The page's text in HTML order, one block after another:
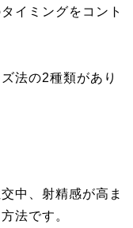
イミングをコント
法の2種類があり
中、射精感が高ま
法です。